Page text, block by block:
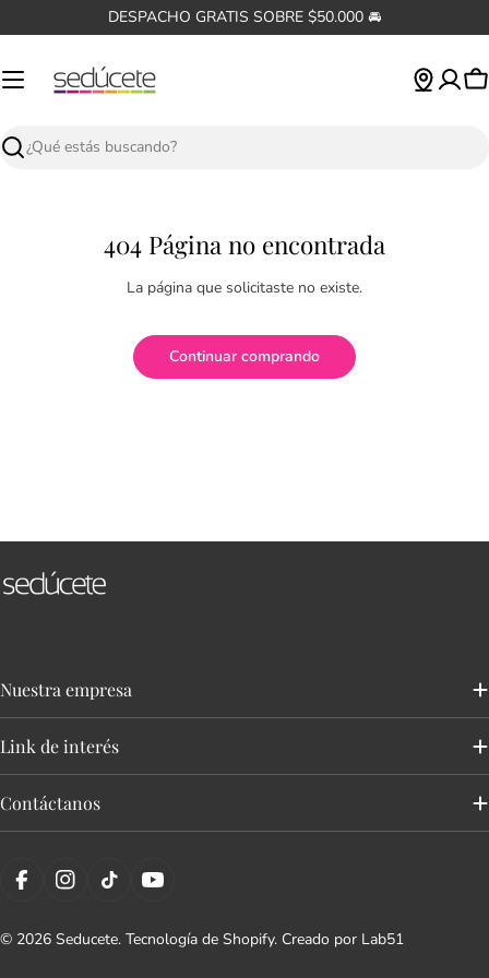
al
DESPACHO GRATIS SOBRE $50.000 🚘
Buscar
404 Página no encontrada
La página que solicitaste no existe.
Continuar comprando
Nuestra empresa
Link de interés
Contáctanos
FacebookInstagramtiktok YouTube
© 2026 Seducete. Tecnología de Shopify. Creado por Lab51